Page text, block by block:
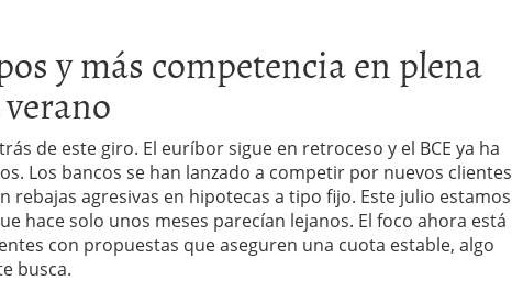
y más competencia en plena
de este giro. El euríbor sigue en retroceso y el BCE ya ha
Los bancos se han lanzado a competir por nuevos clientes
rebajas agresivas en hipotecas a tipo fijo. Este julio estamos
hace solo unos meses parecían lejanos. El foco ahora está
con propuestas que aseguren una cuota estable, algo
busca.